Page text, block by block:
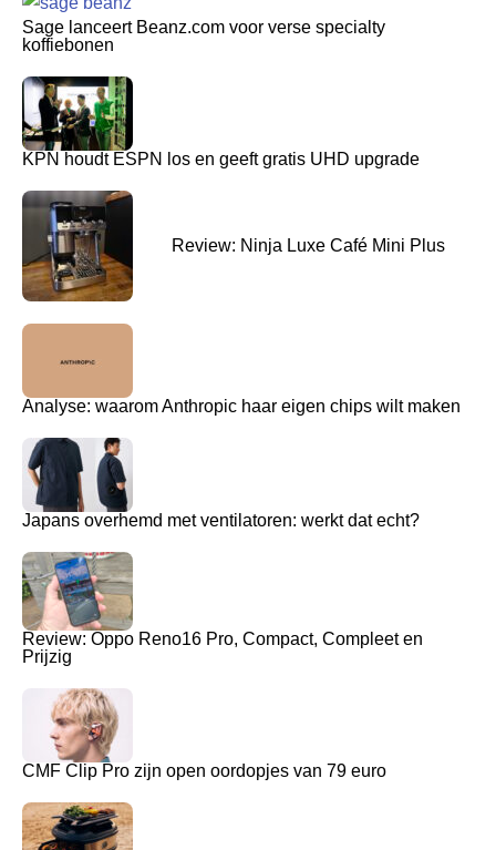
Sage lanceert Beanz.com voor verse specialty
koffiebonen
KPN houdt ESPN los en geeft gratis UHD upgrade
Review: Ninja Luxe Café Mini Plus
Analyse: waarom Anthropic haar eigen chips wilt maken
Japans overhemd met ventilatoren: werkt dat echt?
Review: Oppo Reno16 Pro, Compact, Compleet en
Prijzig
CMF Clip Pro zijn open oordopjes van 79 euro